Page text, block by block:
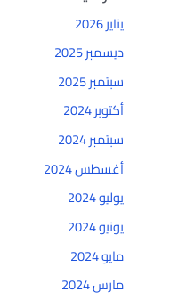
يناير 2026
ديسمبر 2025
سبتمبر 2025
أكتوبر 2024
سبتمبر 2024
أغسطس 2024
يوليو 2024
يونيو 2024
مايو 2024
مارس 2024